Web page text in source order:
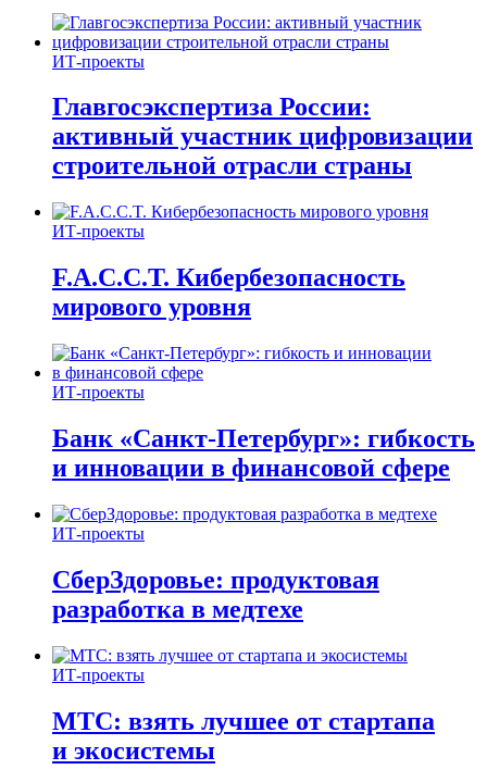
ИТ-проекты
Главгосэкспертиза России:
активный участник цифровизации
строительной отрасли страны
ИТ-проекты
F.A.C.C.T. Кибербезопасность
мирового уровня
ИТ-проекты
Банк «Санкт-Петербург»: гибкость
и инновации в финансовой сфере
ИТ-проекты
СберЗдоровье: продуктовая
разработка в медтехе
ИТ-проекты
МТС: взять лучшее от стартапа
и экосистемы